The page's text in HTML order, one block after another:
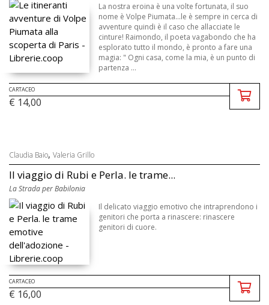
La nostra eroina è una volte fortunata, il suo
nome è Volpe Piumata...le è sempre in cerca di
avventure quindi è il caso che allacciate le
cinture! Raimondo, il poeta vagabondo che ha
esplorato tutto il mondo, è pronto a fare una
magia: " Ogni casa, come la mia, è un punto di
partenza ...
CARTACEO
€ 14,00
Claudia Baio, Valeria Grillo
Il viaggio di Rubi e Perla. le trame...
La Strada per Babilonia
Il delicato viaggio emotivo che intraprendono i
genitori che porta a rinascere: rinascere
genitori di cuore.
CARTACEO
€ 16,00